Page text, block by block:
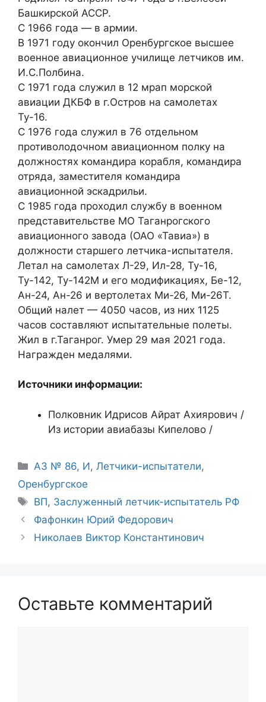
Башкирской АССР.
С 1966 года — в армии.
В 1971 году окончил Оренбургское высшее
военное авиационное училище летчиков им.
И.С.Полбина.
С 1971 года служил в 12 мрап морской
авиации ДКБФ в г.Остров на самолетах
Ту-16.
С 1976 года служил в 76 отдельном
противолодочном авиационном полку на
должностях командира корабля, командира
отряда, заместителя командира
авиационной эскадрильи.
С 1985 года проходил службу в военном
представительстве МО Таганрогского
авиационного завода (ОАО «Тавиа») в
должности старшего летчика-испытателя.
Летал на самолетах Л-29, Ил-28, Ту-16,
Ту-142, Ту-142М и его модификациях, Бе-12,
Ан-24, Ан-26 и вертолетах Ми-26, Ми-26Т.
Общий налет — 4050 часов, из них 1125
часов составляют испытательные полеты.
Жил в г.Таганрог. Умер 29 мая 2021 года.
Награжден медалями.
Источники информации:
Полковник Идрисов Айрат Ахиярович /
Из истории авиабазы Кипелово /
Рубрики
АЗ № 86, И,Летчики-испытатели,
Оренбургское
Метки
ВП, Заслуженный летчик-испытатель РФ
Фафонкин Юрий Федорович
Николаев Виктор Константинович
Оставьте комментарий